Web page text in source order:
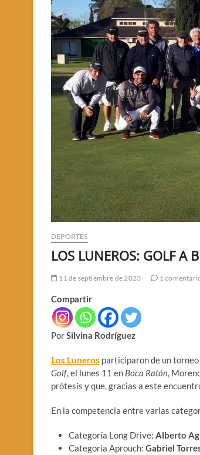
DEPORTES
LOS LUNEROS: GOLF A
11 de septiembre de 2023 1
Compartir
PorSilvina Rodríguez
Los Luneros participaron de un
Golf, el lunes 11 en Boca Ratón,
prótesis y que, gracias a este
En la competencia entre varias
Categoría Long Drive: Alberto
Categoría Aprouch: Gabriel